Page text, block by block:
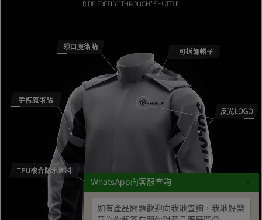
WhatsApp向客服查詢
如有產品問題歡迎向我地查詢，我地好樂